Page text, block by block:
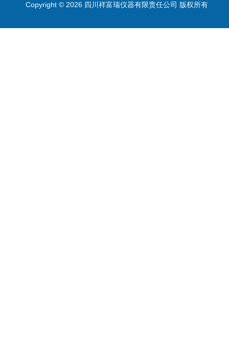
Copyright © 2026 四川祥富瑞仪器有限责任公司 版权所有